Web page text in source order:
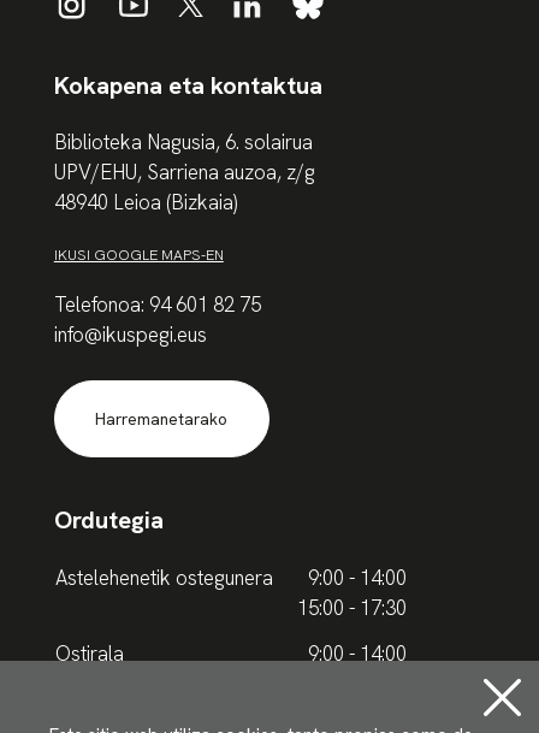
Kokapena eta kontaktua
Biblioteka Nagusia, 6. solairua
UPV/EHU, Sarriena auzoa, z/g
48940 Leioa (Bizkaia)
IKUSI GOOGLE MAPS-EN
Telefonoa: 94 601 82 75
info@ikuspegi.eus
Harremanetarako
Ordutegia
Astelehenetik ostegunera
9:00 - 14:00
15:00 - 17:30
Ostirala
9:00 - 14:00